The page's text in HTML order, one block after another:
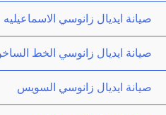
صيانة ايديال زانوسي الاسماعيليه
صيانة ايديال زانوسي الخط الساخن
صيانة ايديال زانوسي السويس